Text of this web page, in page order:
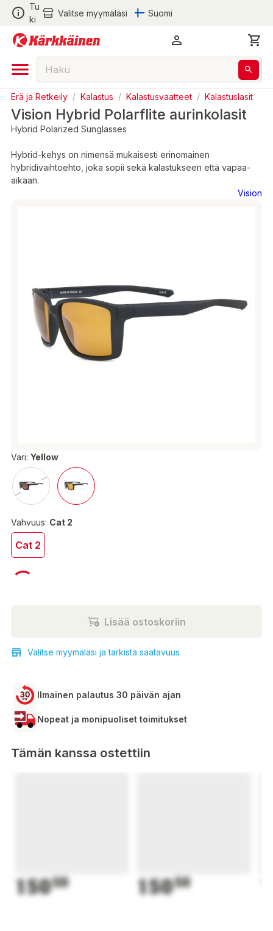
Tu
ki
Valitse myymäläsi Suomi
Erä ja Retkeily / Kalastus / Kalastusvaatteet / Kalastuslasit
Vision Hybrid Polarflite aurinkolasit
Hybrid Polarized Sunglasses
Hybrid-kehys on nimensä mukaisesti erinomainen
hybridivaihtoehto, joka sopii sekä kalastukseen että vapaa-
aikaan.
Vision
Väri: Yellow
Vahvuus: Cat 2
Cat 2
55,00 €
Lisää ostoskoriin
Valitse myymäläsi ja tarkista saatavuus
Ilmainen palautus 30 päivän ajan
Nopeat ja monipuoliset toimitukset
Tämän kanssa ostettiin
15050 15050